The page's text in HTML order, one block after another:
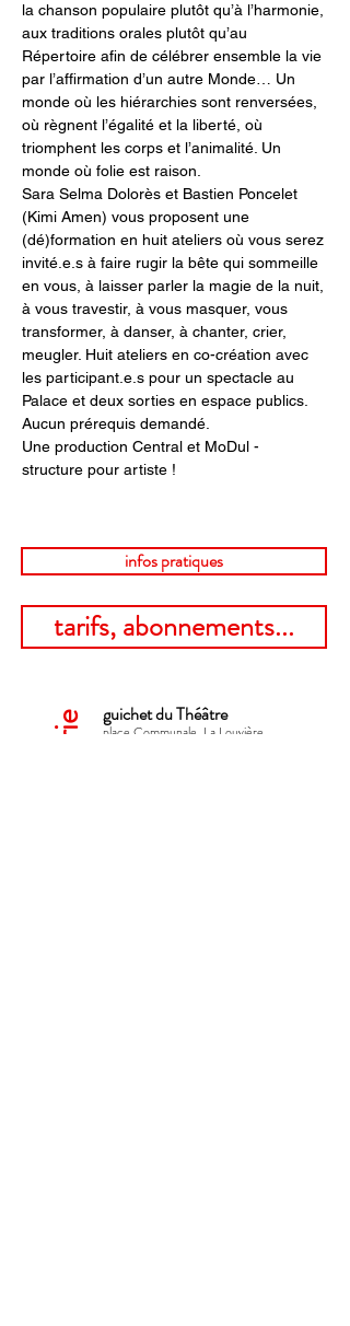
la chanson populaire plutôt qu’à l’harmonie,
aux traditions orales plutôt qu’au
Répertoire afin de célébrer ensemble la vie
par l’affirmation d’un autre Monde… Un
monde où les hiérarchies sont renversées,
où règnent l’égalité et la liberté, où
triomphent les corps et l’animalité. Un
monde où folie est raison.
Sara Selma Dolorès et Bastien Poncelet
(Kimi Amen) vous proposent une
(dé)formation en huit ateliers où vous serez
invité.e.s à faire rugir la bête qui sommeille
en vous, à laisser parler la magie de la nuit,
à vous travestir, à vous masquer, vous
transformer, à danser, à chanter, crier,
meugler. Huit ateliers en co-création avec
les participant.e.s pour un spectacle au
Palace et deux sorties en espace publics.
Aucun prérequis demandé.
Une production Central et MoDul -
structure pour artiste !
infos pratiques
tarifs, abonnements...
billetterie guichet du Théâtre
place Communale, La Louvière